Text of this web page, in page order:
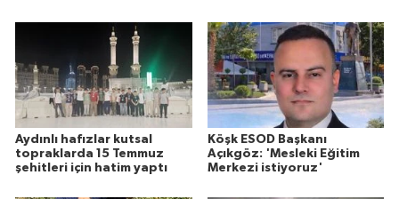
Aydınlı hafızlar kutsal
topraklarda 15 Temmuz
şehitleri için hatim yaptı
Köşk ESOD Başkanı
Açıkgöz: 'Mesleki Eğitim
Merkezi istiyoruz'